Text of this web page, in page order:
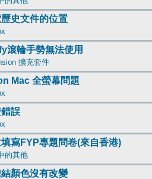
史文件的位置
滾輪手勢無法使用
擴充套件
Mac 全螢幕問題
誤
寫FYP專題問卷(來自香港)
的其他
顏色沒有改變